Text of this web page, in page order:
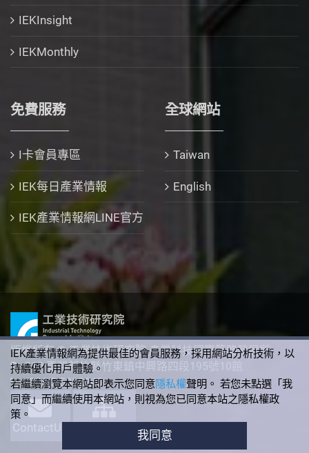
IEKInsight
IEKMonthly
免費服務
I卡會員專區
IEK每日產業情報
IEK產業情報網LINE官方
全球網站
Taiwan
English
版權所有 © 工業技術研究院 產業科技國際策略發展所
310 臺灣新竹縣竹東鎮中興路四段195號10館
+886-3-5912340
ContactUs
IEK產業情報網為提供最佳的會員服務，採用網站分析技術，以
持續優化用戶體驗。
若繼續瀏覽本網站即表示您同意隱私權聲明。 若您未點選「我
同意」而繼續使用本網站，則視為您已同意本站之隱私權政
策。
我同意